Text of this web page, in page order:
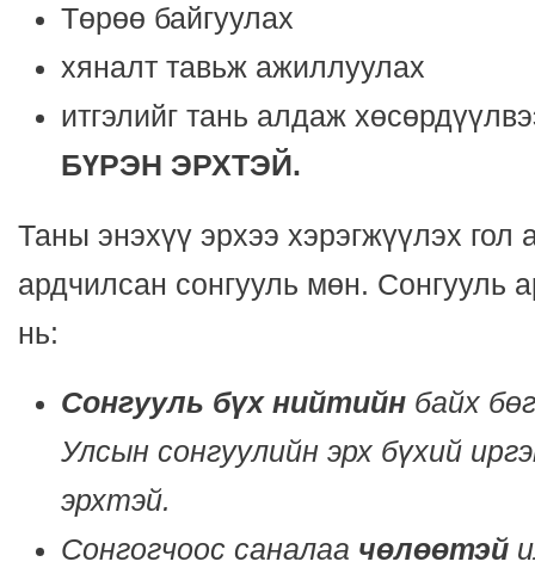
Төрөө байгуулах
хяналт тавьж ажиллуулах
итгэлийг тань алдаж
БҮРЭН ЭРХТЭЙ.
Таны энэхүү эрхээ хэрэгжүүлэх гол
ардчилсан сонгууль мөн. Сонгууль
нь:
Сонгууль бүх нийтийн байх
Улсын сонгуулийн эрх бүхий
эрхтэй.
Сонгогчоос саналаа чөлөөтэй